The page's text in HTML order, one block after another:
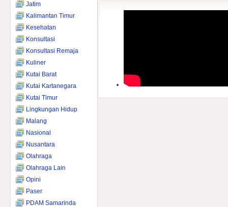
Jatim
Kalimantan Timur
Kesehatan
Konsultasi
Konsultasi Remaja
Kuliner
Kutai Barat
Kutai Kartanegara
Kutai Timur
Lingkungan Hidup
Malang
Nasional
Nusantara
Olahraga
Olahraga Lain
Opini
Paser
PDAM Samarinda